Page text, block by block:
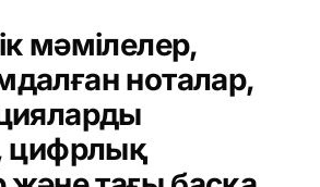
мәмілелер,
ноталар,
цифрлық